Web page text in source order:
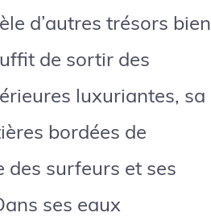
d’autres trésors bien
de sortir des
luxuriantes, sa
bordées de
des surfeurs et ses
ses eaux